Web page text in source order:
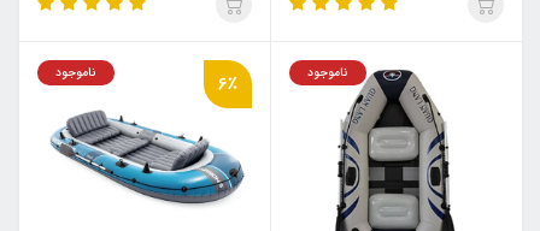
ناموجود 6٪ ناموجود